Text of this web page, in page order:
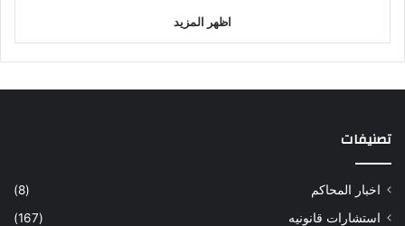
اظهر المزيد
تصنيفات
اخبار المحاكم
(8)
استشارات قانونيه
(167)